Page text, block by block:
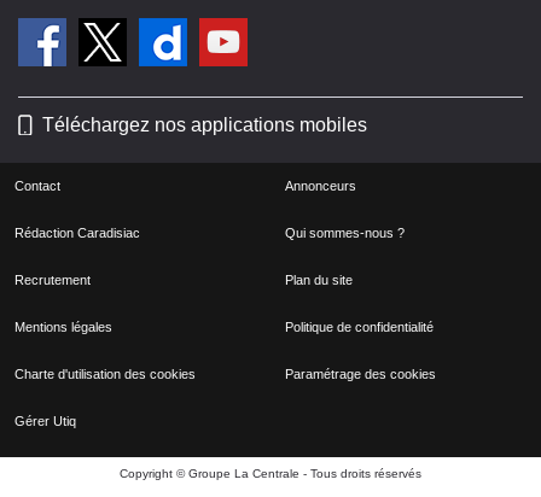
Téléchargez nos applications mobiles
Contact Annonceurs
Rédaction Caradisiac Qui sommes-nous ?
Recrutement Plan du site
Mentions légales Politique de confidentialité
Charte d'utilisation des cookies Paramétrage des cookies
Gérer Utiq
Copyright © Groupe La Centrale - Tous droits réservés